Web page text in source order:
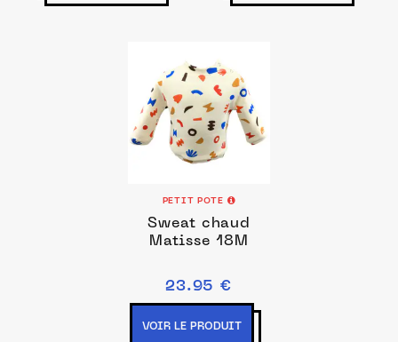
PETIT POTE
Sweat chaud
Matisse 18M
23.95 €
VOIR LE PRODUIT